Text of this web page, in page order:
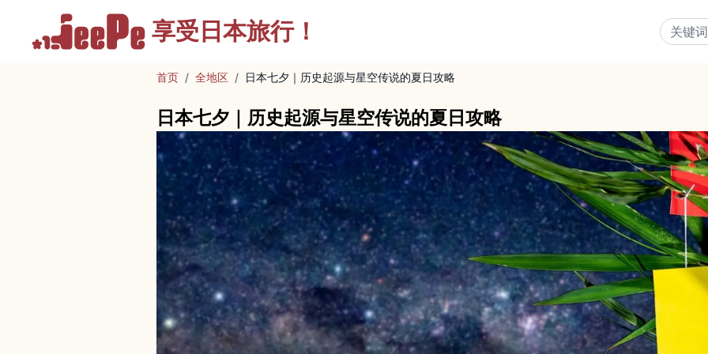
享受 日本旅行！
首页 / 全地区 / 日本七夕｜历史起源与星空传说的夏日攻略
日本七夕｜历史起源与星空传说的夏日攻略